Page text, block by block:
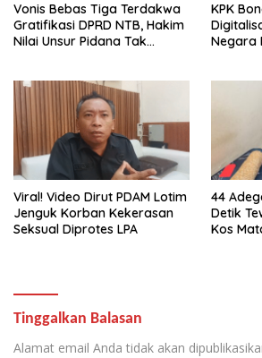
Vonis Bebas Tiga Terdakwa
Gratifikasi DPRD NTB, Hakim
Nilai Unsur Pidana Tak
KPK
Negara
Viral! Video Dirut PDAM Lotim
Jenguk Korban Kekerasan
Seksual Diprotes LPA
44
Detik
Kos
Tinggalkan Balasan
Alamat email Anda tidak akan